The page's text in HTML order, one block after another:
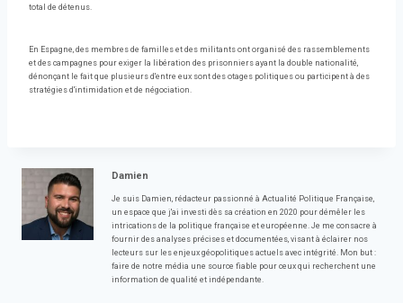
total de détenus.
En Espagne, des membres de familles et des militants ont organisé des rassemblements
et des campagnes pour exiger la libération des prisonniers ayant la double nationalité,
dénonçant le fait que plusieurs d'entre eux sont des otages politiques ou participent à des
stratégies d'intimidation et de négociation.
Damien
Je suis Damien, rédacteur passionné à Actualité Politique Française,
un espace que j'ai investi dès sa création en 2020 pour démêler les
intrications de la politique française et européenne. Je me consacre à
fournir des analyses précises et documentées, visant à éclairer nos
lecteurs sur les enjeux géopolitiques actuels avec intégrité. Mon but :
faire de notre média une source fiable pour ceux qui recherchent une
information de qualité et indépendante.